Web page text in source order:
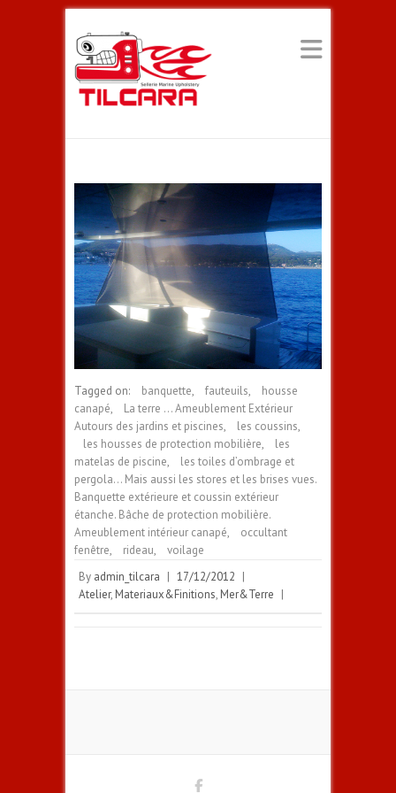
Tagged on: banquette, fauteuils,
housse
canapé,
La terre … Ameublement Extérieur
Autours des jardins et piscines, les coussins,
les housses de protection mobilière,
les
matelas de piscine,
les toiles d’ombrage et
pergola… Mais aussi les stores et les brises vues.
Banquette extérieure et coussin extérieur
étanche. Bâche de protection mobilière.
Ameublement intérieur canapé,
occultant
fenêtre, rideau,
voilage
By admin_tilcara | 17/12/2012 |
Atelier, Materiaux&Finitions, Mer&Terre |